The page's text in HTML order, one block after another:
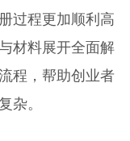
过程更加顺利高
材料展开全面解
程，帮助创业者
杂。